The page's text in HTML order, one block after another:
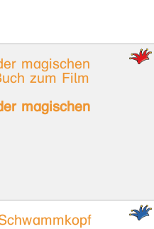
magischen
zum Film
magischen